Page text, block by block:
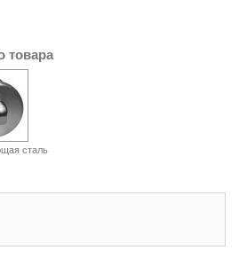
товара
сталь